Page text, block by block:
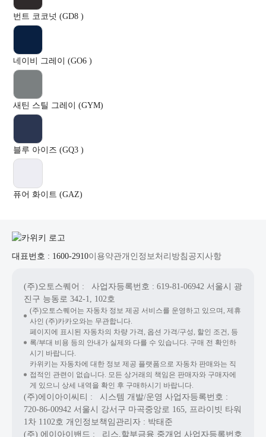
번트 코코넛 (GD8 )
네이비 그레이 (GO6 )
새틴 스틸 그레이 (GYM)
블루 아이즈 (GQ3 )
퓨어 화이트 (GAZ)
대표번호 : 1600-2910이용약관개인정보처리방침 공지사항
(주)오토스퀘어 : 사업자등록번호 : 619-81-06942 서울시 광
진구 능동로 342-1, 102호
(주)오토스퀘어는 자동차 정보 제공 서비스를 운영하고 있으며, 제휴
사인 (주)카카오와는 무관합니다.
페이지에 표시된 자동차의 차량 가격, 옵션 가격/구성, 할인 조건, 등
록/부대 비용 등의 안내가 실제와 다를 수 있습니다. 구매 전 확인하
시기 바랍니다.
카위키는 자동차에 대한 정보 제공 플랫폼으로 자동차 판매와는 직
접적인 관련이 없습니다. 모든 상거래의 책임은 판매자와 구매자에
게 있으니 상세 내역을 확인 후 구매하시기 바랍니다.
(주)에이아이씨티 : 시스템 개발/운영 사업자등록번호 :
720-86-00942 서울시 강서구 마곡중앙로 165, 프라이빗 타워
1차 1102호 개인정보책임관리자 : 박태준
(주) 에이아이밴드 : 리스,할부금융 중개업 사업자등록번호